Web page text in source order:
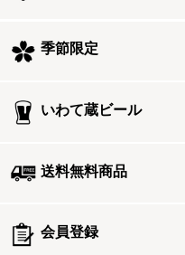
季節限定
いわて蔵ビール
送料無料商品
会員登録